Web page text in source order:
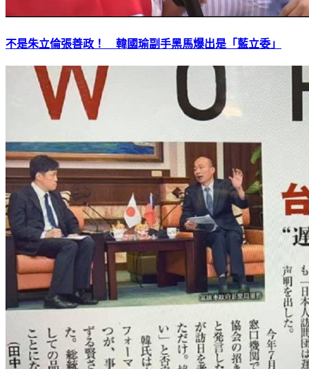
不是朱立倫張善政！ 韓國瑜副手黑馬爆出是「藍立委」